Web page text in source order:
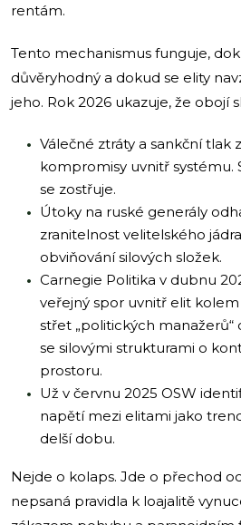
rentám.
Tento mechanismus funguje,
důvěryhodný a dokud se elity
jeho. Rok 2026 ukazuje, že obojí
Válečné ztráty a sankční tlak
kompromisy uvnitř systému.
se zostřuje.
Útoky na ruské generály
zranitelnost velitelského
obviňování silových složek.
Carnegie Politika v dubnu
veřejný spor uvnitř elit
střet „politických manažerů“
se silovými strukturami o
prostoru.
Už v červnu 2025 OSW
napětí mezi elitami jako
delší dobu.
Nejde o kolaps. Jde o přechod
nepsaná pravidla k loajalitě